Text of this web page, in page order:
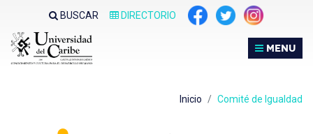
sitio
web
BUSCAR DIRECTORIO
MENU
Inicio Comité de Igualdad